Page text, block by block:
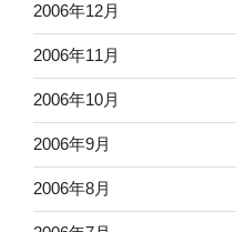
2006年12月
2006年11月
2006年10月
2006年9月
2006年8月